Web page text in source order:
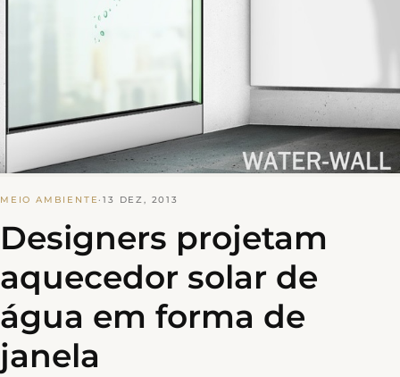
MEIO AMBIENTE·13 DEZ, 2013
Designers projetam
aquecedor solar de
água em forma de
janela